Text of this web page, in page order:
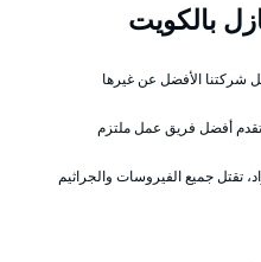
بالكويت
شركتنا الأفضل عن غيرها
تقدم أفضل فريق عمل ملتزم
تقتل جميع الفيروسات والجراثيم